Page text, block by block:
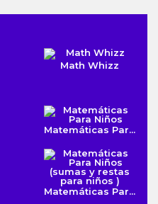
Math Whizz
Matemáticas Par...
Matemáticas Par...